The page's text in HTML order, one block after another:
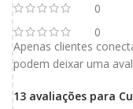
0
0
13 avaliações para
Apenas clientes
podem deixar uma